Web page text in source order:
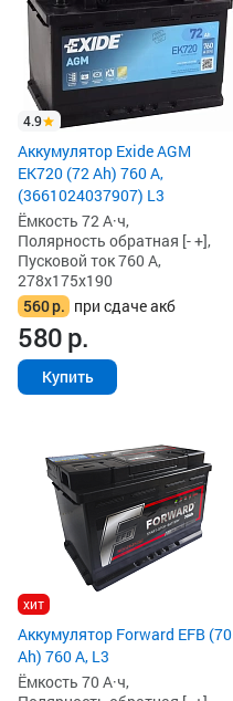
4.9
Аккумулятор Exide AGM
EK720 (72 Ah) 760 А,
(3661024037907) L3
Ёмкость 72 А·ч,
Полярность обратная [- +],
Пусковой ток 760 А,
278x175x190
560р. при сдаче акб
580р.
Купить
хит
Аккумулятор Forward EFB (70
Ah) 760 А, L3
Ёмкость 70 А·ч,